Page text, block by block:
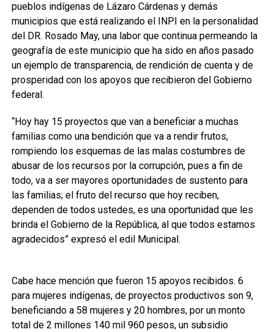
pueblos indígenas de Lázaro Cárdenas y demás
municipios que está realizando el INPI en la personalidad
del DR. Rosado May, una labor que continua permeando la
geografía de este municipio que ha sido en años pasado
un ejemplo de transparencia, de rendición de cuenta y de
prosperidad con los apoyos que recibieron del Gobierno
federal.
“Hoy hay 15 proyectos que van a beneficiar a muchas
familias como una bendición que va a rendir frutos,
rompiendo los esquemas de las malas costumbres de
abusar de los recursos por la corrupción, pues a fin de
todo, va a ser mayores oportunidades de sustento para
las familias; el fruto del recurso que hoy reciben,
dependen de todos ustedes, es una oportunidad que les
brinda el Gobierno de la República, al que todos estamos
agradecidos” expresó el edil Municipal.
Cabe hace mención que fueron 15 apoyos recibidos. 6
para mujeres indígenas, de proyectos productivos son 9,
beneficiando a 58 mujeres y 20 hombres, por un monto
total de 2 millones 140 mil 960 pesos, un subsidio